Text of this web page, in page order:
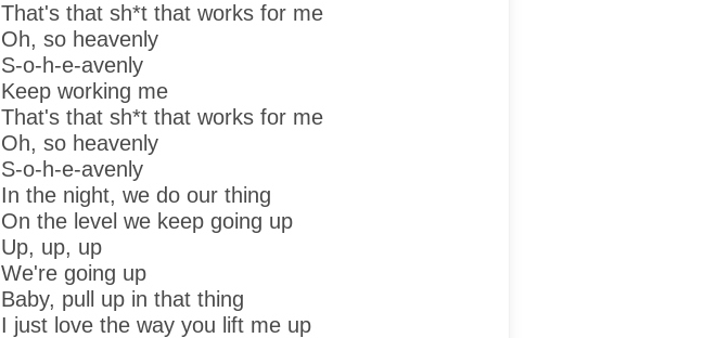
That's that sh*t that works for me
Oh, so heavenly
S-o-h-e-avenly
Keep working me
That's that sh*t that works for me
Oh, so heavenly
S-o-h-e-avenly
In the night, we do our thing
On the level we keep going up
Up, up, up
We're going up
Baby, pull up in that thing
I just love the way you lift me up